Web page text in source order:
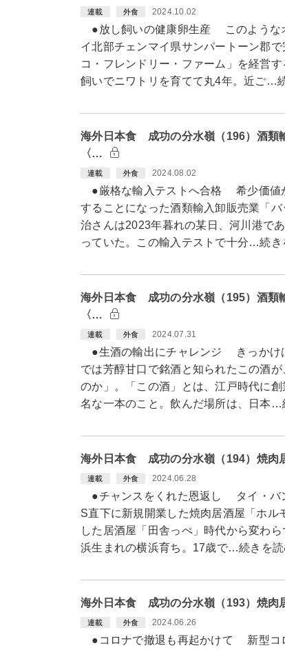
連載 外食 2024.10.02
●放し飼いの健康卵生産 このような
イ北部チェンマイ県サンパートーン郡
コ・フレンドリー・ファーム」を経営
飼いでニワトリを育てて丸4年。近ご…
海外日本食 成功の分水嶺（196）酒類
〈…
連載 外食 2024.08.02
●厳格な輸入テストへ合格 希少価値
することになった酒類輸入卸販売業「
治さんは2023年暮れの某日、河川港で
っていた。この輸入テストで十分…続き
海外日本食 成功の分水嶺（195）酒類
〈…
連載 外食 2024.07.31
●生酒の輸出にチャレンジ きっかけ
では芳醇甘口で銘酒と知られたこの酒
のか」。「この酒」とは、江戸時代に
名な一本のこと。飲んだ場所は、日本…
海外日本食 成功の分水嶺（194）焼肉
連載 外食 2024.06.28
●チャンスをくれた恩返し タイ・バ
S直下に新規開業した焼肉居酒屋「ホ
した居酒屋「田舎っぺ」時代から変わ
浜生まれの横浜育ち。17歳で…続きを読
海外日本食 成功の分水嶺（193）焼肉
連載 外食 2024.06.26
●コロナで撤退も再起かけて 新型コ